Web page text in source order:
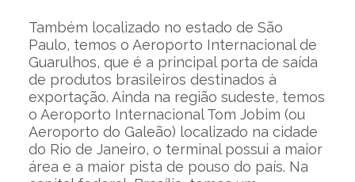
Também localizado no estado de São
Paulo, temos o Aeroporto Internacional de
Guarulhos, que é a principal porta de saída
de produtos brasileiros destinados à
exportação. Ainda na região sudeste, temos
o Aeroporto Internacional Tom Jobim (ou
Aeroporto do Galeão) localizado na cidade
do Rio de Janeiro, o terminal possui a maior
área e a maior pista de pouso do país. Na